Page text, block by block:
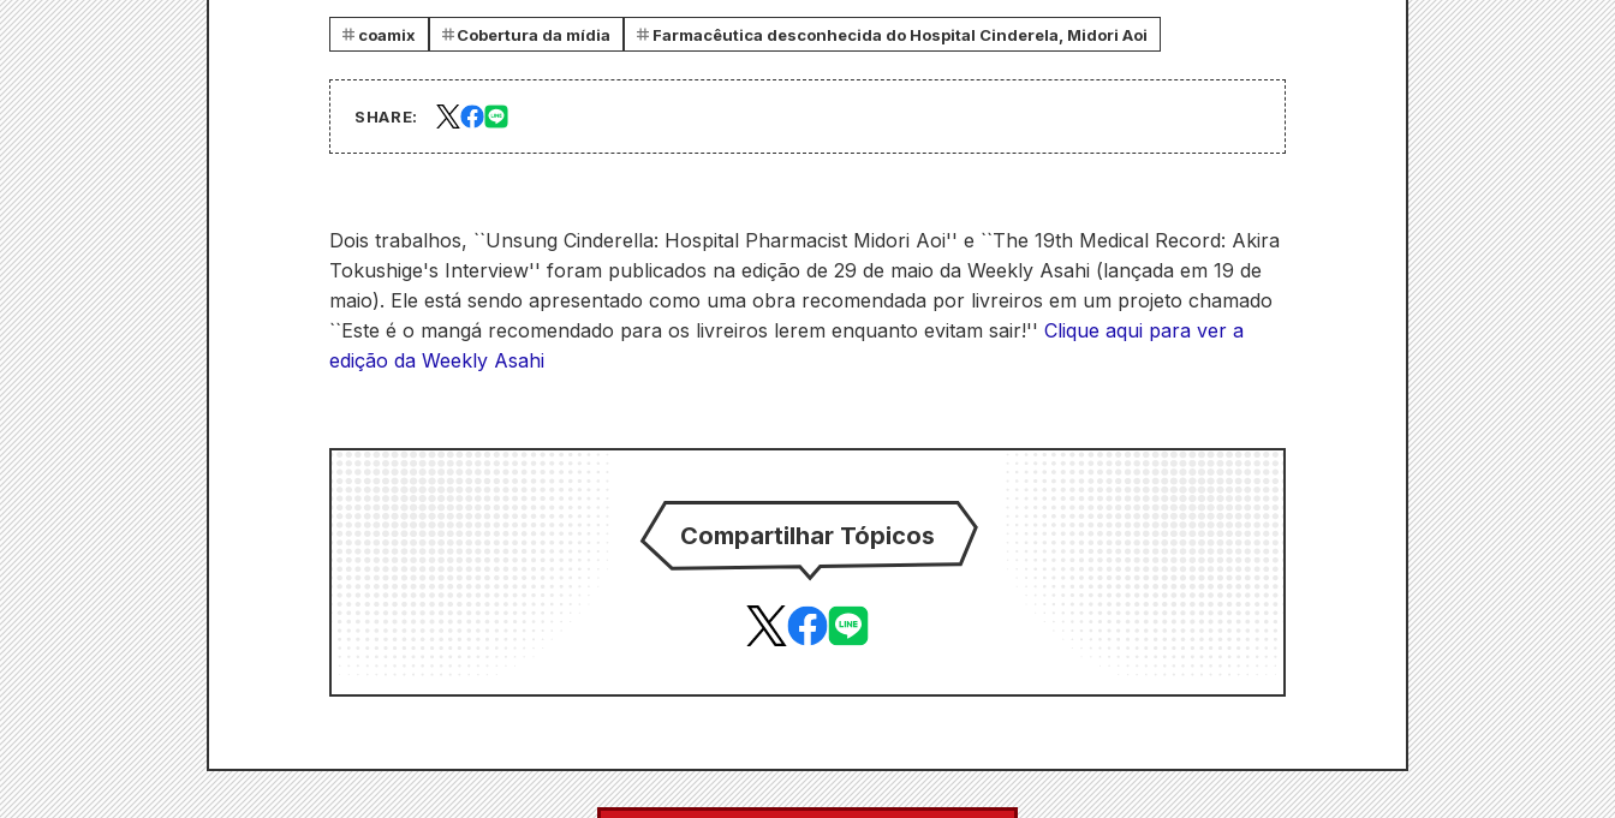
coamix Cobertura da mídia Farmacêutica desconhecida do Hospital Cinderela, Midori Aoi
SHARE:
Dois trabalhos, ``Unsung Cinderella: Hospital Pharmacist Midori Aoi'' e ``The 19th Medical Record: Akira
Tokushige's Interview'' foram publicados na edição de 29 de maio da Weekly Asahi (lançada em 19 de
maio). Ele está sendo apresentado como uma obra recomendada por livreiros em um projeto chamado
``Este é o mangá recomendado para os livreiros lerem enquanto evitam sair!'' Clique aqui para ver a
edição da Weekly Asahi
Compartilhar Tópicos